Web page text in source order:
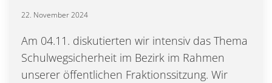
22. November 2024
Am 04.11. diskutierten wir intensiv das Thema
Schulwegsicherheit im Bezirk im Rahmen
unserer öffentlichen Fraktionssitzung. Wir